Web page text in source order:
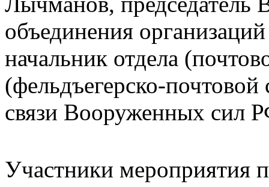
объединения
начальник отдела
(фельдъегерско-почтовой
связи Вооруженных сил
Участники мероприятия